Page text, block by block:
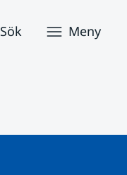
Sök Meny